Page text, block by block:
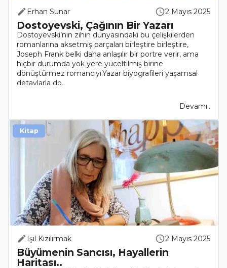
Erhan Sunar 2 Mayıs 2025
Dostoyevski, Çağının Bir Yazarı
Dostoyevski’nin zihin dünyasındaki bu çelişkilerden
romanlarına aksetmiş parçaları birleştire birleştire,
Joseph Frank belki daha anlaşılır bir portre verir, ama
hiçbir durumda yok yere yüceltilmiş birine
dönüştürmez romancıyı.Yazar biyografileri yaşamsal
detaylarla do..
Devamı..
Işıl Kızılırmak 2 Mayıs 2025
Büyümenin Sancısı, Hayallerin
Haritası..
Kitap